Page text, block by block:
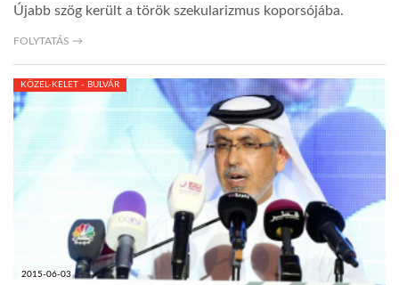
Újabb szög került a török szekularizmus koporsójába.
FOLYTATÁS →
2015-06-03
KÖZEL-KELET - BULVÁR